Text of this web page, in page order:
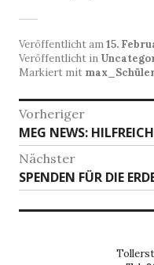
Veröffentlicht am15.
Veröffentlicht in
Markiert mit
Vorheriger
Vorheriger
Beitrag:
MEG NEWS:
Nächster
Nächster
Beitrag:
SPENDEN FÜR DIE